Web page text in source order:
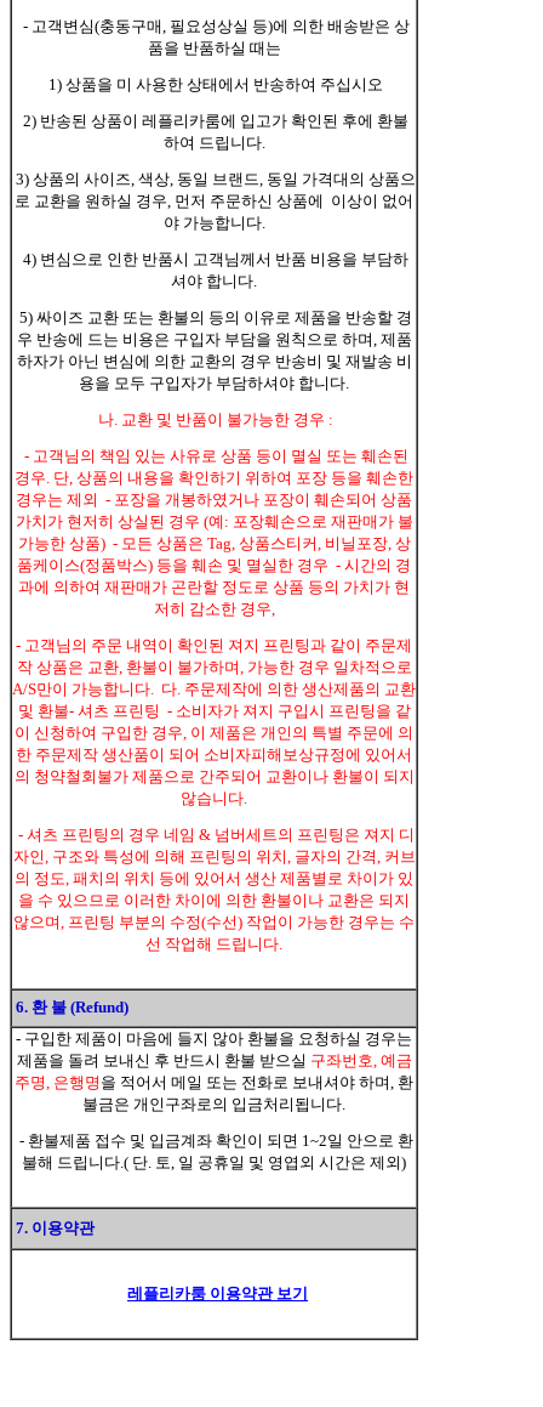
- 고객변심(충동구매, 필요성상실 등)에 의한 배송받은 상
품을 반품하실 때는
1) 상품을 미 사용한 상태에서 반송하여 주십시오
2) 반송된 상품이 레플리카룸에 입고가 확인된 후에 환불
하여 드립니다.
3) 상품의 사이즈, 색상, 동일 브랜드, 동일 가격대의 상품으
로 교환을 원하실 경우, 먼저 주문하신 상품에 이상이 없어
야 가능합니다.
4) 변심으로 인한 반품시 고객님께서 반품 비용을 부담하
셔야 합니다.
5) 싸이즈 교환 또는 환불의 등의 이유로 제품을 반송할 경
우 반송에 드는 비용은 구입자 부담을 원칙으로 하며, 제품
하자가 아닌 변심에 의한 교환의 경우 반송비 및 재발송 비
용을 모두 구입자가 부담하셔야 합니다.
나. 교환 및 반품이 불가능한 경우 :
- 고객님의 책임 있는 사유로 상품 등이 멸실 또는 훼손된
경우. 단, 상품의 내용을 확인하기 위하여 포장 등을 훼손한
경우는 제외 - 포장을 개봉하였거나 포장이 훼손되어 상품
가치가 현저히 상실된 경우 (예: 포장훼손으로 재판매가 불
가능한 상품) - 모든 상품은 Tag, 상품스티커, 비닐포장, 상
품케이스(정품박스) 등을 훼손 및 멸실한 경우 - 시간의 경
과에 의하여 재판매가 곤란할 정도로 상품 등의 가치가 현
저히 감소한 경우,
- 고객님의 주문 내역이 확인된 져지 프린팅과 같이 주문제
작 상품은 교환, 환불이 불가하며, 가능한 경우 일차적으로
A/S만이 가능합니다. 다. 주문제작에 의한 생산제품의 교환
및 환불- 셔츠 프린팅 - 소비자가 져지 구입시 프린팅을 같
이 신청하여 구입한 경우, 이 제품은 개인의 특별 주문에 의
한 주문제작 생산품이 되어 소비자피해보상규정에 있어서
의 청약철회불가 제품으로 간주되어 교환이나 환불이 되지
않습니다.
- 셔츠 프린팅의 경우 네임 & 넘버세트의 프린팅은 져지 디
자인, 구조와 특성에 의해 프린팅의 위치, 글자의 간격, 커브
의 정도, 패치의 위치 등에 있어서 생산 제품별로 차이가 있
을 수 있으므로 이러한 차이에 의한 환불이나 교환은 되지
않으며, 프린팅 부분의 수정(수선) 작업이 가능한 경우는 수
선 작업해 드립니다.
6. 환 불 (Refund)
- 구입한 제품이 마음에 들지 않아 환불을 요청하실 경우는
제품을 돌려 보내신 후 반드시 환불 받으실 구좌번호, 예금
주명, 은행명 을 적어서 메일 또는 전화로 보내셔야 하며, 환
불금은 개인구좌로의 입금처리됩니다.
- 환불제품 접수 및 입금계좌 확인이 되면 1~2일 안으로 환
불해 드립니다.( 단. 토, 일 공휴일 및 영엽외 시간은 제외)
7. 이용약관
레플리카룸 이용약관 보기